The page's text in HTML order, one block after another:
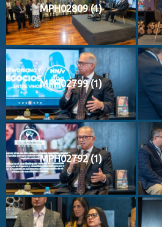
MPH02809 (1)
MPH02799 (1)
MPH02792 (1)